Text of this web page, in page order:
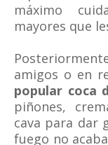
máximo
mayores que
amigos o en
popular coca
piñones,
cava para dar
fuego no